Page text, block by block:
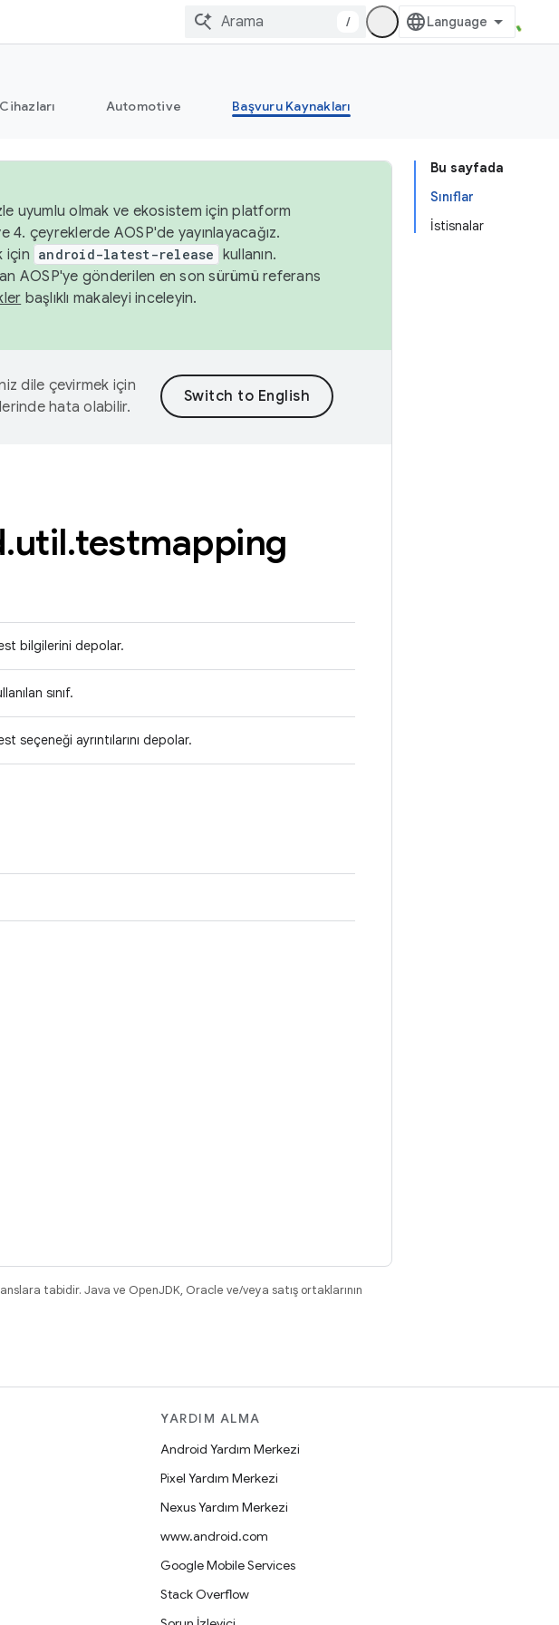
/
Automotive Başvuru Kaynakları
Bu sayfada
Sınıflar
İstisnalar
uyumlu olmak ve ekosistem için platform
4. çeyreklerde AOSP'de yayınlayacağız.
için android-latest-release kullanın.
AOSP'ye gönderilen en son sürümü referans
başlıklı makaleyi inceleyin.
dile çevirmek için
hata olabilir.
.util.testmapping
bilgilerini depolar.
sınıf.
seçeneği ayrıntılarını depolar.
tabidir. Java ve OpenJDK, Oracle ve/veya satış ortaklarının
YARDIM ALMA
Android Yardım Merkezi
Pixel Yardım Merkezi
Nexus Yardım Merkezi
www.android.com
Google Mobile Services
Stack Overflow